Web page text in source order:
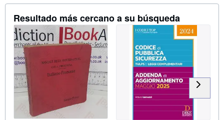
Resultado más cercano a su búsqueda